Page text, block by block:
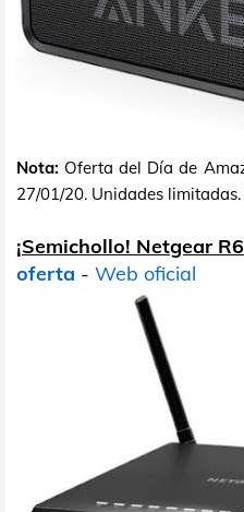
Nota: Oferta del Día de
27/01/20. Unidades limitadas.
¡Semichollo! Netgear
oferta - Web oficial